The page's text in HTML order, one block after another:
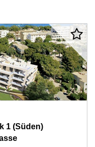
1 (Süden)